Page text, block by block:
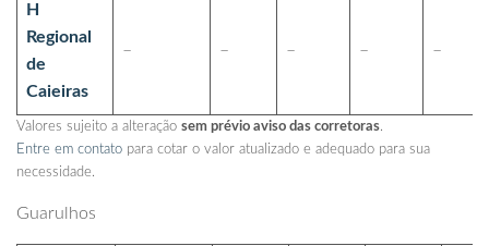
H
Regional
de
Caieiras
– – – – –
Valores sujeito a alteração sem prévio aviso das corretoras.
Entre em contato para cotar o valor atualizado e adequado para sua
necessidade.
Guarulhos